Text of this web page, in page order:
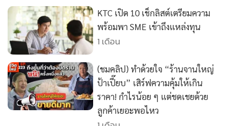
• บันเทิง
ผู้จัดการรายวัน
• คอลัมนิสต์
• ละคร
• CbizReview
• Cyber BIZ
• ผู้จัดกวน
Good health & Well-being
KTC เปิด 10 เช็กลิสต์เตรียมความ
พร้อมพา SME เข้าถึงแหล่งทุน
1 เดือน
(ชมคลิป) ทำด้วยใจ “ร้านจานใหญ่
ป้าเปี๊ยบ” เสิร์ฟความคุ้มให้เกิน
ราคา! กำไรน้อย ๆ แต่ชดเชยด้วย
ลูกค้าเยอะพอไหว